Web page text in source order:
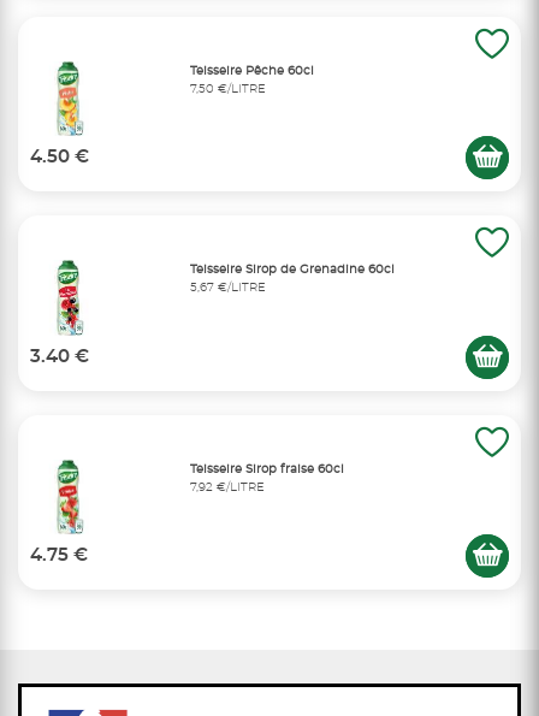
Teisseire Pêche 60cl
7,50 €/LITRE
4.50 €
Teisseire Sirop de Grenadine 60cl
5,67 €/LITRE
3.40 €
Teisseire Sirop fraise 60cl
7,92 €/LITRE
4.75 €